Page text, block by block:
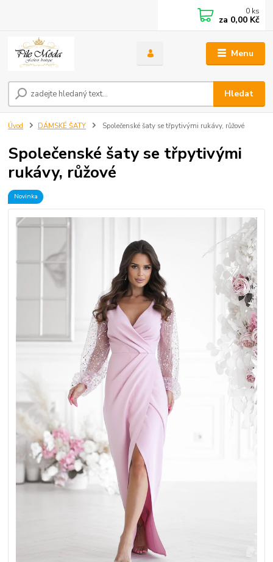
Menu
Hledat
0 ks
za 0,00 Kč
Úvod DÁMSKÉ ŠATY Společenské šaty se třpytivými rukávy, růžové
Společenské šaty se třpytivými
rukávy, růžové
Novinka